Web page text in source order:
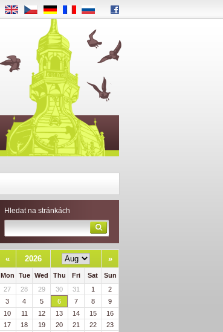
Hledat na stránkách
« 2026 »
Mon Tue Wed Thu Fri Sat
Sun
27
28 29 30 31 1
2
3
4 5 6 7 8
9
10
11 12 13 14 15
16
17
18 19 20 21 22
23
EN CS DE RU